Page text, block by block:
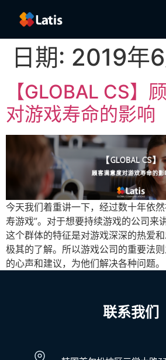
日期: 2019年
【GLOBAL CS】
对游戏寿命的影响
今天我们着重讲一下，经过数十年依
寿游戏”。对于想要持续游戏的公司来
这个群体的特征是对游戏深深的热爱
极其的了解。所以游戏公司的重要法
的心声和建议，为他们解决各种问题。
联系我们